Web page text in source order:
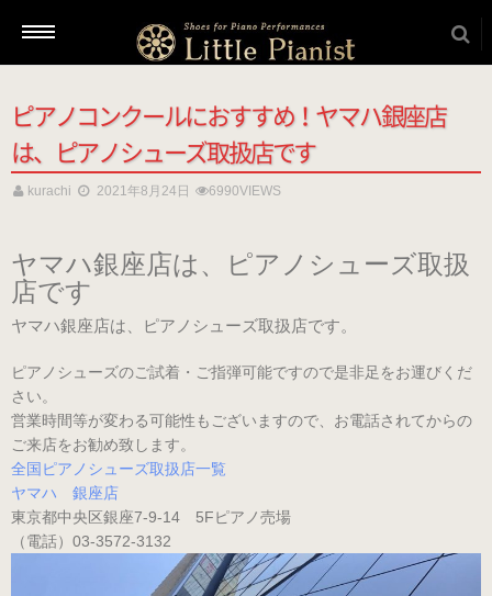
新着情報
本番用（ヒール高2cm）
（ブラック・エナメル）
（22.5～26.0cm）
ローヒール 子供サイズ
（ブラック・エナメル）
（21.0～22.0cm）
ピアノコンクールにおすすめ！ヤマハ銀座店
は、ピアノシューズ取扱店です
kurachi 2021年8月24日 6990VIEWS
ヤマハ銀座店は、ピアノシューズ取扱
店です
ヤマハ銀座店は、ピアノシューズ取扱店です。
ピアノシューズのご試着・ご指弾可能ですので是非足をお運びくだ
さい。
営業時間等が変わる可能性もございますので、お電話されてからの
ご来店をお勧め致します。
全国ピアノシューズ取扱店一覧
ヤマハ 銀座店
東京都中央区銀座7-9-14 5Fピアノ売場
（電話）03-3572-3132